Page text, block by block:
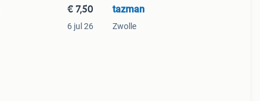
€ 7,50
6 jul 26
tazman
Zwolle